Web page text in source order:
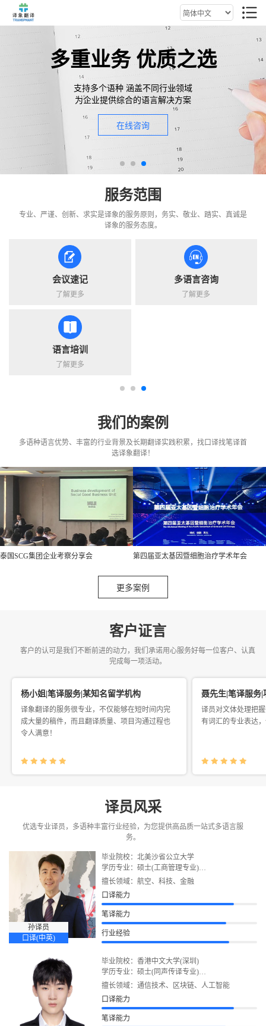
多重业务 优质之选
支持多个语种 涵盖不同行业领域
为企业提供综合的语言解决方案
在线咨询
服务范围
专业、严谨、创新、求实是译象的服务原则，务实、敬业、踏实、真诚是
译象的服务态度。
会议速记
了解更多
语言培训
了解更多
多语言咨询
了解更多
我们的案例
多语种语言优势、丰富的行业背景及长期翻译实践积累，找口译找笔译首
选译象翻译！
泰国SCG集团企业考察分享会 第四届亚太基因暨细胞治疗学术年会
更多案例
客户证言
客户的认可是我们不断前进的动力，我们承诺用心服务好每一位客户、认真
完成每一项活动。
杨小姐|笔译服务|某知名留学机构
译象翻译的服务很专业，不仅能够在短时间内完
成大量的稿件，而且翻译质量、项目沟通过程也
令人满意！
聂先生|笔译服务|
译员对文体处理把
有词汇的专业表达
译员风采
优选专业译员，多语种丰富行业经验，为您提供高品质一站式多语言服
务。
孙译员
口译(中英)
毕业院校：北美沙省公立大学
学历专业：硕士(工商管理专业)
语言证书：北美Canaglobe商务英语教师资格
擅长领域：航空、科技、金融
口译能力
笔译能力
行业经验
毕业院校：香港中文大学(深圳)
学历专业：硕士(同声传译专业)
语言证书：英语专业八级、CATTI二级笔译、雅思
擅长领域：通信技术、区块链、人工智能
口译能力
笔译能力